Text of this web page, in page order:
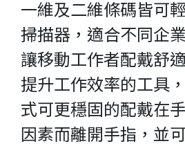
一維及二維條碼皆可
掃描器，適合不同企
讓移動工作者配戴舒
提升工作效率的工具
式可更穩固的配戴在
因素而離開手指，並